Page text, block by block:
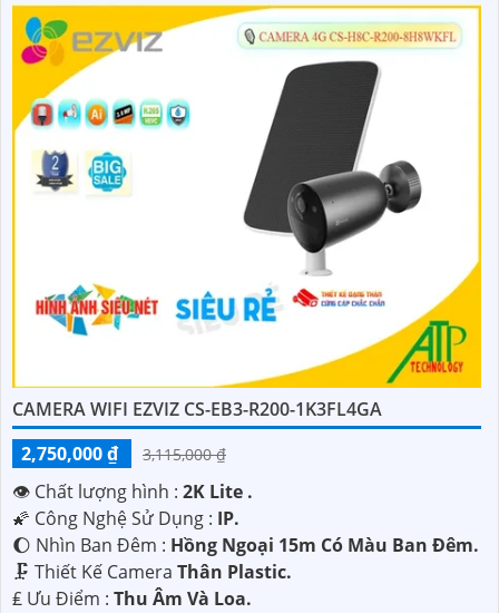
CAMERA WIFI EZVIZ CS-EB3-R200-1K3FL4GA
2,750,000 ₫
3,115,000 ₫
👁 Chất lượng hình : 2K Lite .
🌠 Công Nghệ Sử Dụng : IP.
🌔 Nhìn Ban Đêm : Hồng Ngoại 15m Có Màu Ban Ðêm.
🗜️ Thiết Kế Camera Thân Plastic.
️₤ Ưu Điểm : Thu Âm Và Loa.